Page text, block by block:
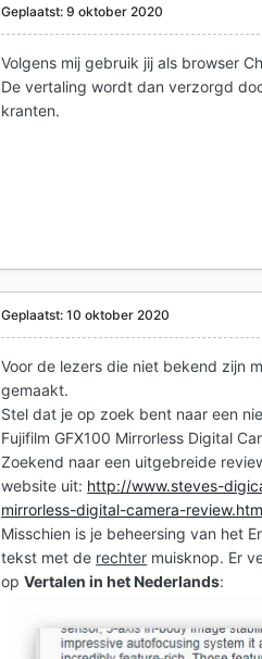
Geplaatst:9 oktober 2020
Volgens mij gebruik jij als browser
De vertaling wordt dan verzorgd
kranten.
Geplaatst:10 oktober 2020
Voor de lezers die niet bekend zijn
gemaakt.
Stel dat je op zoek bent naar een
Fujifilm GFX100 Mirrorless Digital
Zoekend naar een uitgebreide
website uit: http://www.steves-
mirrorless-digital-camera-
Misschien is je beheersing van het
tekst met de rechter muisknop. Er
opVertalen in het Nederlands: